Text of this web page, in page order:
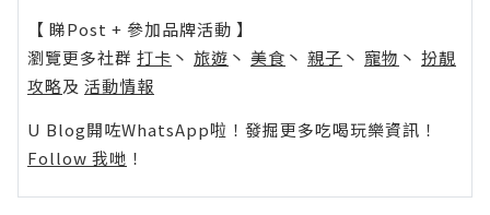
【 睇Post + 參加品牌活動 】
瀏覽更多社群 打卡 丶 旅遊 丶 美食 丶 親子 丶 寵物 丶 扮靚
攻略及 活動情報
U Blog開咗WhatsApp啦！發掘更多吃喝玩樂資訊！
Follow 我哋 ！